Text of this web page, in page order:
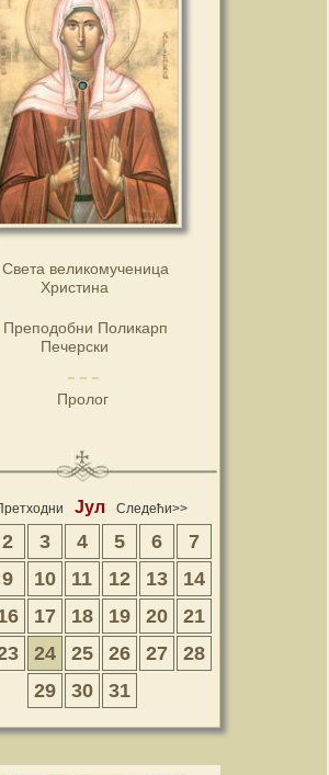
Света великомученица
Христина
Преподобни Поликарп
Печерски
Пролог
Јул Следећи>>
2 3 4 5 6
7
9 10 11 12 13
14
17 18 19 20
21
24 25 26 27
28
29
30 31